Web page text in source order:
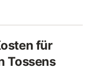
für
Tossens